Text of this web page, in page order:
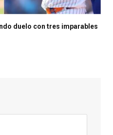
duelo con tres imparables